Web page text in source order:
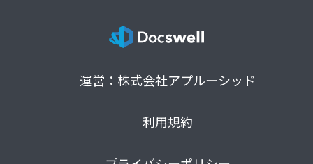
運営：株式会社アプルーシッド
利用規約